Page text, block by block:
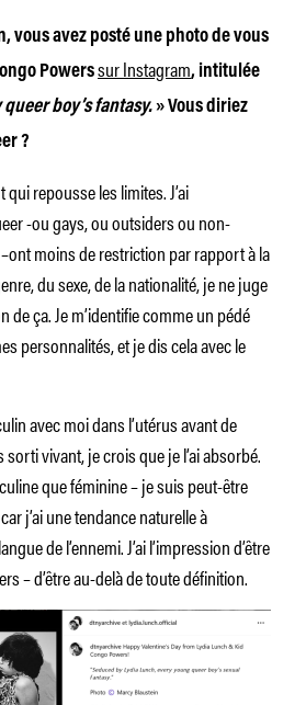
vous avez posté une photo de vous
Powerssur Instagram, intitulée
boy’s fantasy.» Vous diriez
?
qui repousse les limites. J’ai
-ou gays, ou outsiders ou non-
moins de restriction par rapport à la
du sexe, de la nationalité, je ne juge
de ça. Je m’identifie comme un pédé
personnalités, et je dis cela avec le
avec moi dans l’utérus avant de
sorti vivant, je crois que je l’ai absorbé.
que féminine – je suis peut-être
j’ai une tendance naturelle à
de l’ennemi. J’ai l’impression d’être
– d’être au-delà de toute définition.